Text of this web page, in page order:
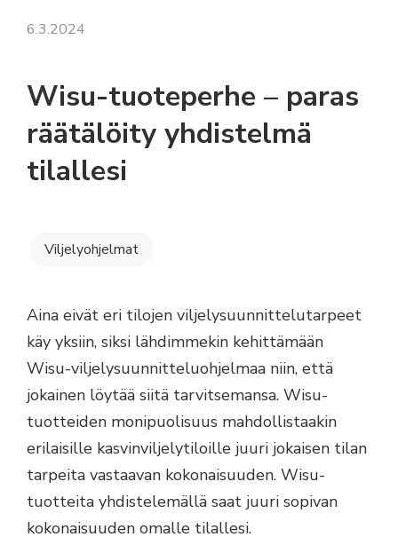
6.3.2024
Wisu-tuoteperhe – paras
räätälöity yhdistelmä
tilallesi
Viljelyohjelmat
Aina eivät eri tilojen viljelysuunnittelutarpeet
käy yksiin, siksi lähdimmekin kehittämään
Wisu-viljelysuunnitteluohjelmaa niin, että
jokainen löytää siitä tarvitsemansa. Wisu-
tuotteiden monipuolisuus mahdollistaakin
erilaisille kasvinviljelytiloille juuri jokaisen tilan
tarpeita vastaavan kokonaisuuden. Wisu-
tuotteita yhdistelemällä saat juuri sopivan
kokonaisuuden omalle tilallesi.